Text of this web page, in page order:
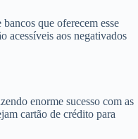
que oferecem esse
acessíveis aos negativados
enorme sucesso com as
cartão de crédito para